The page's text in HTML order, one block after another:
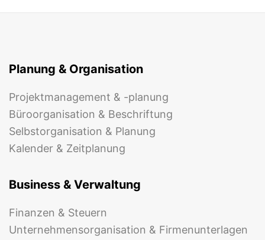
Planung & Organisation
Projektmanagement & -planung
Büroorganisation & Beschriftung
Selbstorganisation & Planung
Kalender & Zeitplanung
Business & Verwaltung
Finanzen & Steuern
Unternehmensorganisation & Firmenunterlagen